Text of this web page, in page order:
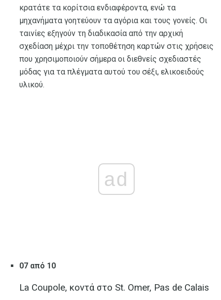
κρατάτε τα κορίτσια ενδιαφέροντα, ενώ τα
μηχανήματα γοητεύουν τα αγόρια και τους γονείς. Οι
ταινίες εξηγούν τη διαδικασία από την αρχική
σχεδίαση μέχρι την τοποθέτηση καρτών στις χρήσεις
που χρησιμοποιούν σήμερα οι διεθνείς σχεδιαστές
μόδας για τα πλέγματα αυτού του σέξι, ελικοειδούς
υλικού.
ad
07 από 10
La Coupole, κοντά στο St. Omer, Pas de Calais